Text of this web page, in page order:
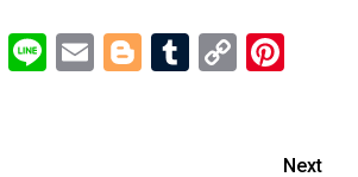
Reddit
LineEmailBlogger
Tumblr
Copy
Next